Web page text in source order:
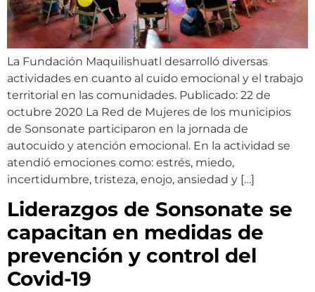
La Fundación Maquilishuatl desarrolló diversas
actividades en cuanto al cuido emocional y el trabajo
territorial en las comunidades. Publicado: 22 de
octubre 2020 La Red de Mujeres de los municipios
de Sonsonate participaron en la jornada de
autocuido y atención emocional. En la actividad se
atendió emociones como: estrés, miedo,
incertidumbre, tristeza, enojo, ansiedad y […]
Liderazgos de Sonsonate se
capacitan en medidas de
prevención y control del
Covid-19